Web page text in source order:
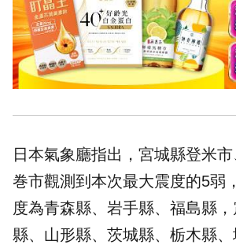
日本氣象廳指出，宮城縣登米
巻市觀測到本次最大震度的5弱
度為青森縣、岩手縣、福島縣，
縣、山形縣、茨城縣、栃木縣